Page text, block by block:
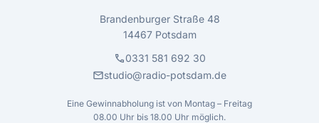
Brandenburger Straße 48
14467 Potsdam
call0331 581 692 30
mailstudio@radio-potsdam.de
Eine Gewinnabholung ist von Montag – Freitag
08.00 Uhr bis 18.00 Uhr möglich.